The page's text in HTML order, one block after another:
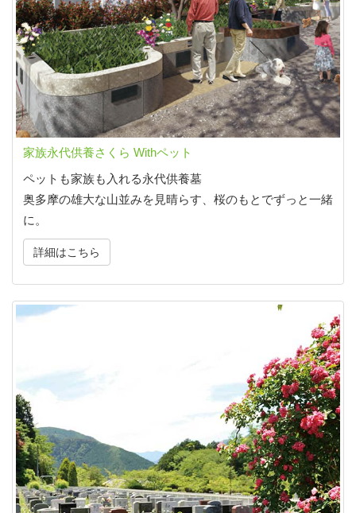
家族永代供養さくら Withペット
ペットも家族も入れる永代供養墓
奥多摩の雄大な山並みを見晴らす、桜のもとでずっと一緒
に。
詳細はこちら